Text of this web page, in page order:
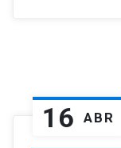
16 ABR